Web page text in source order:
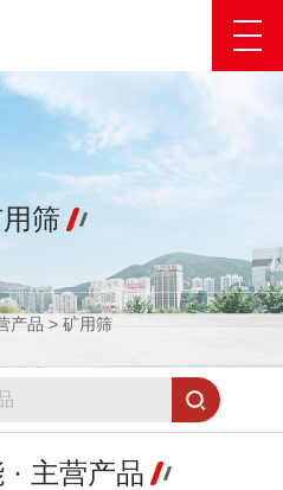
筛
产品 > 矿用筛
· 主营产品